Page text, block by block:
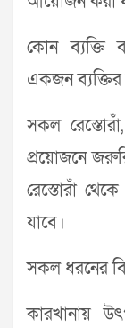
কোন ব্যক্তি
একজন ব্যক্তির
সকল
প্রয়োজনে
রেস্তোরাঁ
যাবে।
সকল ধরনের
কারখানায়